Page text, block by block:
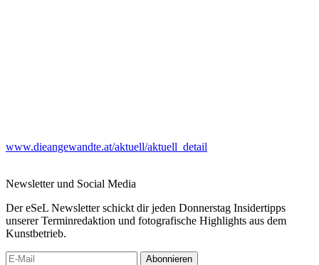
www.dieangewandte.at/aktuell/aktuell_detail
Newsletter und Social Media
Der eSeL Newsletter schickt dir jeden Donnerstag Insidertipps
unserer Terminredaktion und fotografische Highlights aus dem
Kunstbetrieb.
Abonnieren